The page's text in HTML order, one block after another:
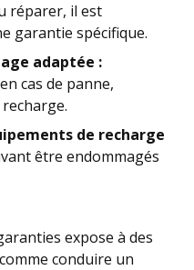
réparer, il est
garantie spécifique.
adaptée :
cas de panne,
de recharge
être endommagés
expose à des
conduire un